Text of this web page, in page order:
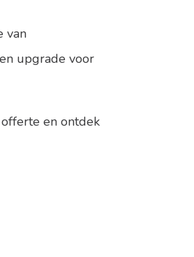
van
upgrade voor
en ontdek